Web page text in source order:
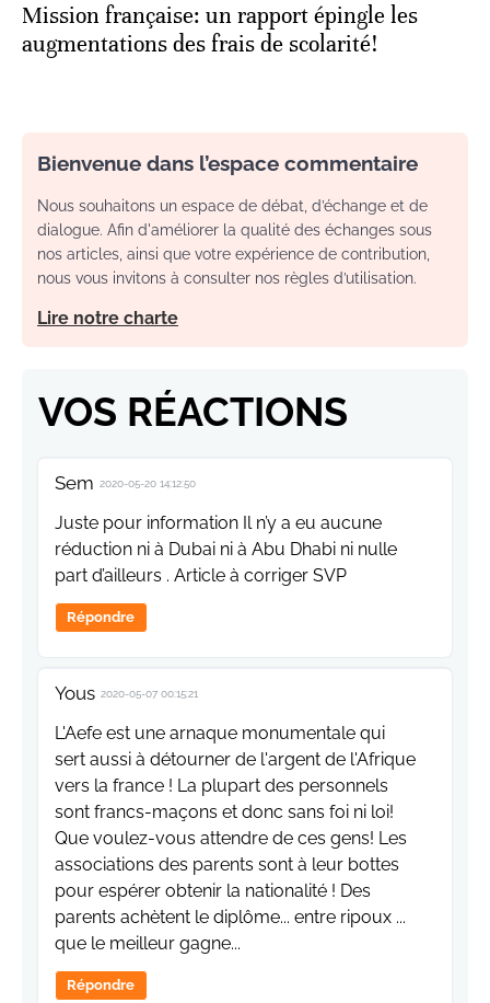
Mission française: un rapport épingle les
augmentations des frais de scolarité!
Bienvenue dans l’espace commentaire
Nous souhaitons un espace de débat, d’échange et de
dialogue. Afin d'améliorer la qualité des échanges sous
nos articles, ainsi que votre expérience de contribution,
nous vous invitons à consulter nos règles d’utilisation.
Lire notre charte
VOS RÉACTIONS
Sem 2020-05-20 14:12:50
Juste pour information Il n’y a eu aucune
réduction ni à Dubai ni à Abu Dhabi ni nulle
part d’ailleurs . Article à corriger SVP
Répondre
Yous 2020-05-07 00:15:21
L'Aefe est une arnaque monumentale qui
sert aussi à détourner de l'argent de l'Afrique
vers la france ! La plupart des personnels
sont francs-maçons et donc sans foi ni loi!
Que voulez-vous attendre de ces gens! Les
associations des parents sont à leur bottes
pour espérer obtenir la nationalité ! Des
parents achètent le diplôme... entre ripoux ...
que le meilleur gagne...
Répondre